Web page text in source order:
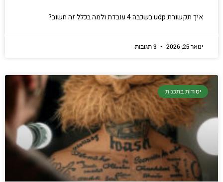
איך תקשורת udp בשכבה 4 עובדת ולמה בכלל זה חשוב?
ינואר 25, 2026
יסודות בתכנות